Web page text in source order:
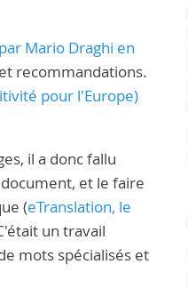
Mario Draghi en
recommandations.
pour l'Europe)
il a donc fallu
et le faire
(eTranslation, le
un travail
mots spécialisés et